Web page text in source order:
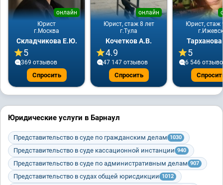
Юрист
онлайн
г.Москва
Складчикова Е.Ю.
5
369 отзывов
Спросить
Юрист, стаж 8 лет
онлайн
г.Тула
Кочетков А.В.
4.9
47 147 отзывов
Спросить
Юрист, стаж
г.Ижевск
5
6 546
Юридические услуги в Барнаул
Представительство в суде по гражданским делам 1030
Представительство в суде кассационной инстанции 940
Представительство в суде по административным делам 907
Представительство в судах общей юрисдикции 1012